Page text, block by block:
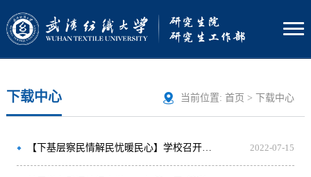
下载中心 当前位置:首页 > 下载中心
【下基层察民情解民忧暖民心】学校召开暑期留校学生座谈会并开展走访慰问活动 2022-07-15